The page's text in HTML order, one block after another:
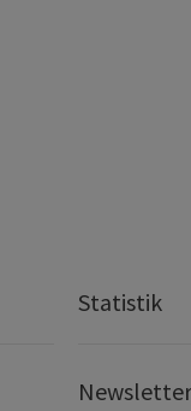
Statistik
Newsletter